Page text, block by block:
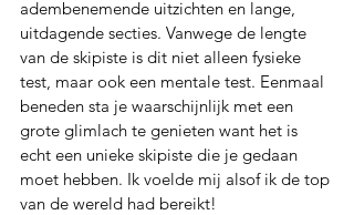
adembenemende uitzichten en lange,
uitdagende secties. Vanwege de lengte
van de skipiste is dit niet alleen fysieke
test, maar ook een mentale test. Eenmaal
beneden sta je waarschijnlijk met een
grote glimlach te genieten want het is
echt een unieke skipiste die je gedaan
moet hebben. Ik voelde mij alsof ik de top
van de wereld had bereikt!